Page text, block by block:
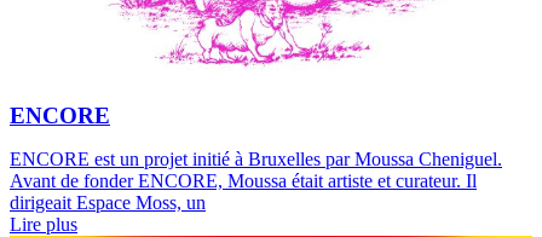
ENCORE
ENCORE est un projet initié à Bruxelles par Moussa Cheniguel.
Avant de fonder ENCORE, Moussa était artiste et curateur. Il
dirigeait Espace Moss, un
Lire plus